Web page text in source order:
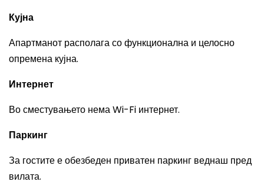
Кујна
Апартманот располага со функционална и целосно
опремена кујна.
Интернет
Во сместувањето нема Wi-Fi интернет.
Паркинг
За гостите е обезбеден приватен паркинг веднаш пред
вилата.